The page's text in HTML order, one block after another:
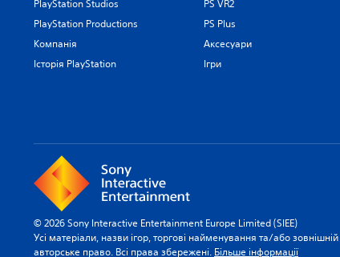
PlayStation Studios
PlayStation Productions
Компанія
Історія PlayStation
PS VR2
PS Plus
Аксесуари
Ігри
© 2026 Sony Interactive Entertainment Europe Limited (SIEE)
Усі матеріали, назви ігор, торгові найменування та/або
авторське право. Всі права збережені. Більше інформації